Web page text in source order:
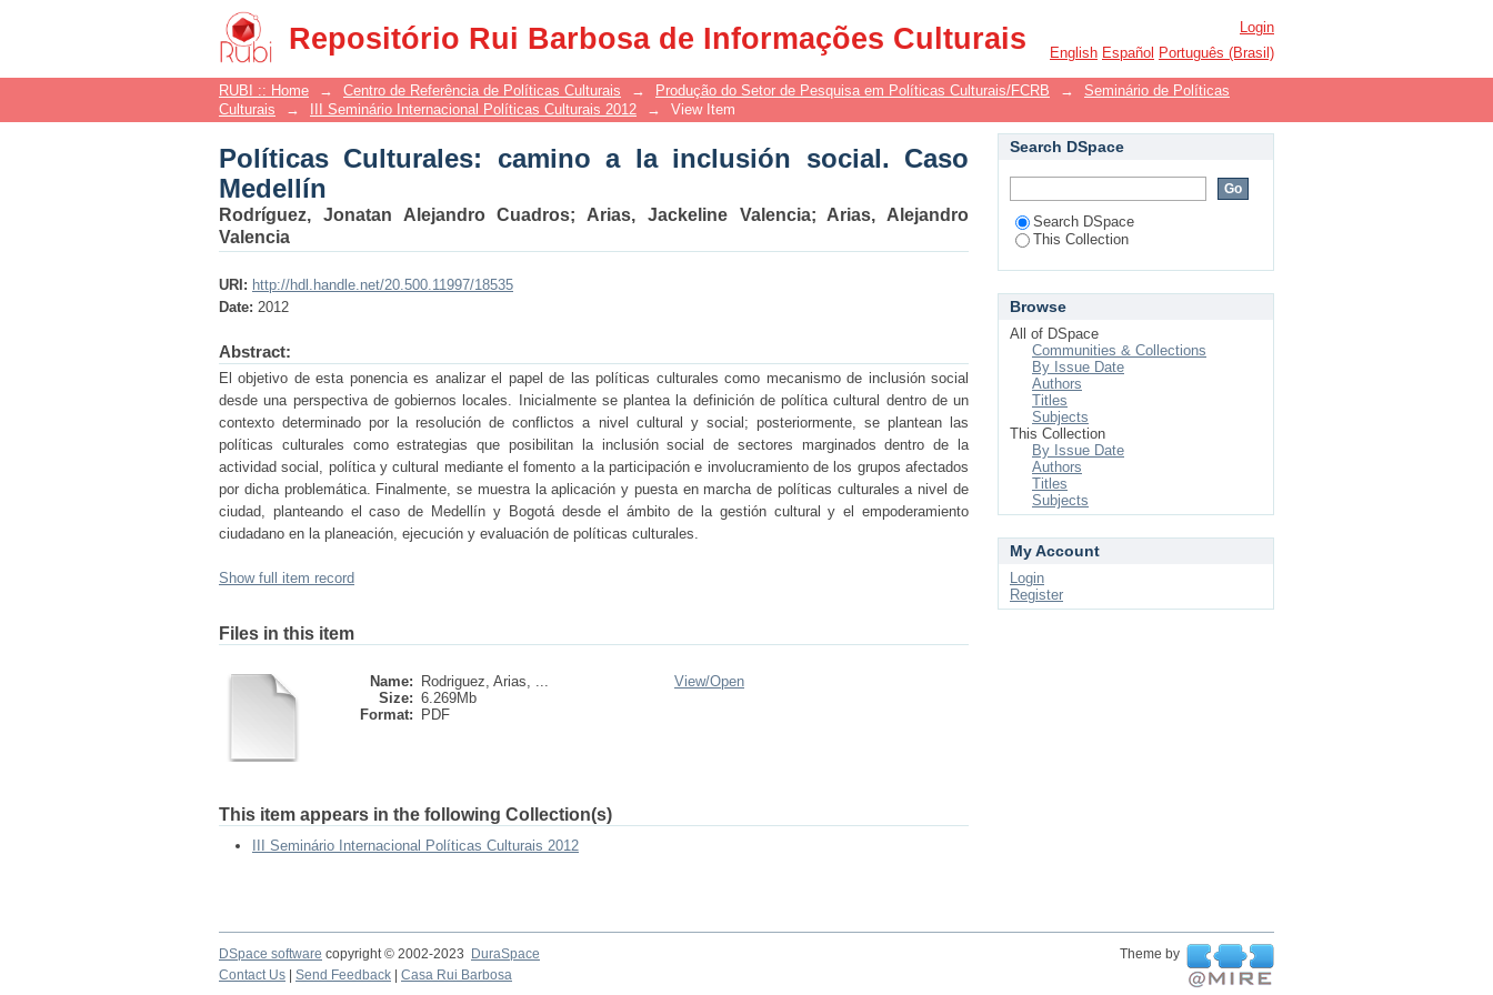
Repositório Rui Barbosa de Informações Culturais
Políticas Culturales: camino a la inclusión social. Caso Medellín
Login
English Español Português (Brasil)
RUBI :: Home → Centro de Referência de Políticas Culturais → Produção do Setor de Pesquisa em Políticas Culturais/FCRB →
Seminário de Políticas
Culturais
→ III Seminário Internacional Políticas Culturais 2012 → View Item
Políticas Culturales: camino a la inclusión social. Caso
Medellín
Rodríguez, Jonatan Alejandro Cuadros; Arias, Jackeline Valencia; Arias, Alejandro
Valencia
URI: http://hdl.handle.net/20.500.11997/18535
Date: 2012
Abstract:
El objetivo de esta ponencia es analizar el papel de las políticas culturales como mecanismo de inclusión social
desde una perspectiva de gobiernos locales. Inicialmente se plantea la definición de política cultural dentro de un
contexto determinado por la resolución de conflictos a nivel cultural y social; posteriormente, se plantean las
políticas culturales como estrategias que posibilitan la inclusión social de sectores marginados dentro de la
actividad social, política y cultural mediante el fomento a la participación e involucramiento de los grupos afectados
por dicha problemática. Finalmente, se muestra la aplicación y puesta en marcha de políticas culturales a nivel de
ciudad, planteando el caso de Medellín y Bogotá desde el ámbito de la gestión cultural y el empoderamiento
ciudadano en la planeación, ejecución y evaluación de políticas culturales.
Show full item record
Files in this item
Name:
Rodriguez, Arias, ...
Size: 6.269Mb
Format:
PDF
View/Open
This item appears in the following Collection(s)
III Seminário Internacional Políticas Culturais 2012
Search DSpace
Search DSpace
This Collection
Browse
All of DSpace
Communities & Collections
By Issue Date
Authors
Titles
Subjects
This Collection
By Issue Date
Authors
Titles
Subjects
My Account
Login
Register
DSpace software copyright © 2002-2023 DuraSpace
Theme by
Contact Us
Send Feedback Casa Rui Barbosa